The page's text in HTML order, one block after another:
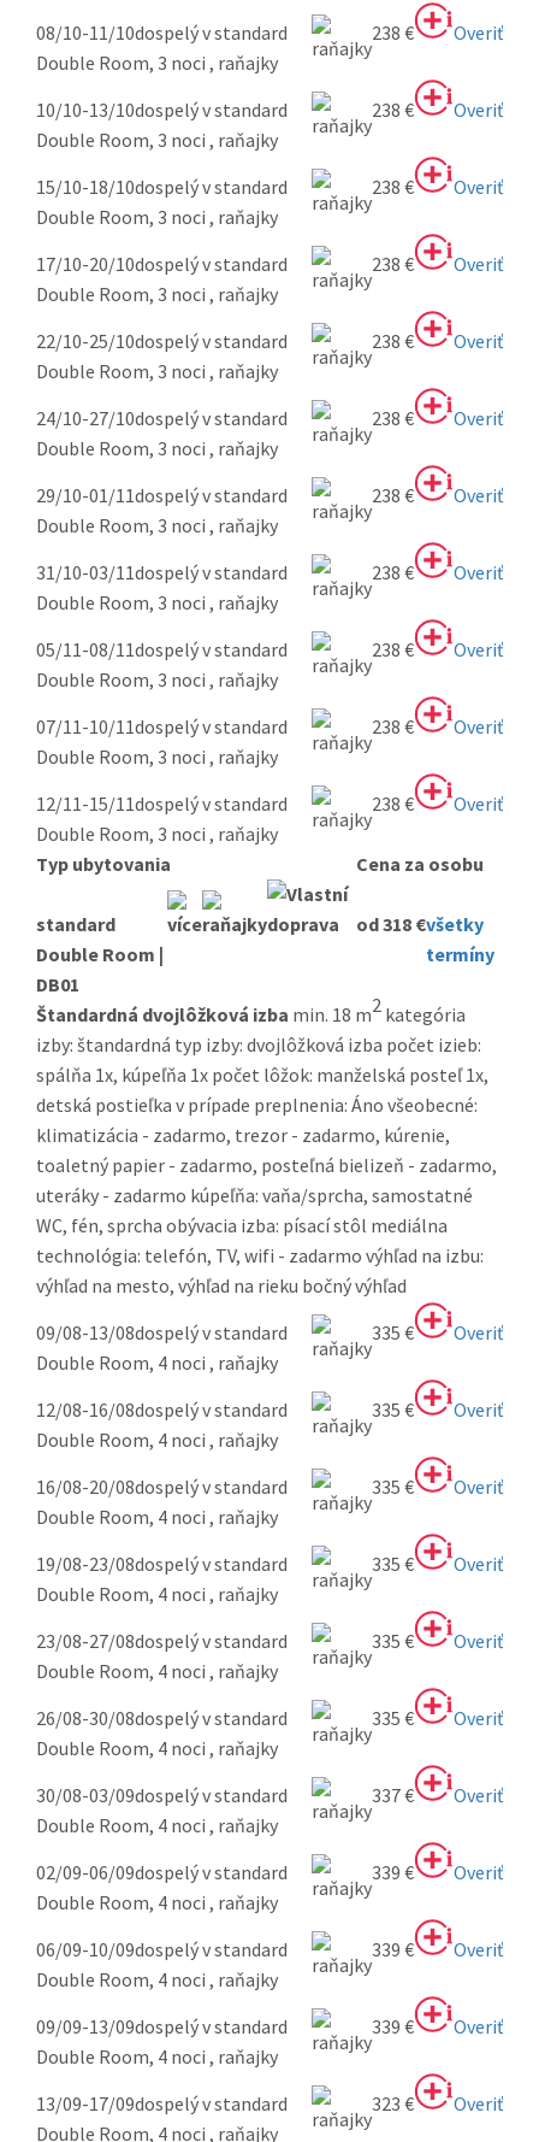
08/10-11/10dospelý v standard
Double Room, 3 noci , raňajky
238 € Overiť
10/10-13/10dospelý v standard
Double Room, 3 noci , raňajky
238 € Overiť
15/10-18/10dospelý v standard
Double Room, 3 noci , raňajky
238 € Overiť
17/10-20/10dospelý v standard
Double Room, 3 noci , raňajky
238 € Overiť
22/10-25/10dospelý v standard
Double Room, 3 noci , raňajky
238 € Overiť
24/10-27/10dospelý v standard
Double Room, 3 noci , raňajky
238 € Overiť
29/10-01/11dospelý v standard
Double Room, 3 noci , raňajky
238 € Overiť
31/10-03/11dospelý v standard
Double Room, 3 noci , raňajky
238 € Overiť
05/11-08/11dospelý v standard
Double Room, 3 noci , raňajky
238 € Overiť
07/11-10/11dospelý v standard
Double Room, 3 noci , raňajky
238 € Overiť
12/11-15/11dospelý v standard
Double Room, 3 noci , raňajky
238 € Overiť
Typ ubytovania Cena za osobu
standard
Double Room |
DB01
od 318 €všetky
termíny
Štandardná dvojlôžková izba min. 18 m2 kategória
izby: štandardná typ izby: dvojlôžková izba počet izieb:
spálňa 1x, kúpeľňa 1x počet lôžok: manželská posteľ 1x,
detská postieľka v prípade preplnenia: Áno všeobecné:
klimatizácia - zadarmo, trezor - zadarmo, kúrenie,
toaletný papier - zadarmo, posteľná bielizeň - zadarmo,
uteráky - zadarmo kúpeľňa: vaňa/sprcha, samostatné
WC, fén, sprcha obývacia izba: písací stôl mediálna
technológia: telefón, TV, wifi - zadarmo výhľad na izbu:
výhľad na mesto, výhľad na rieku bočný výhľad
09/08-13/08dospelý v standard
Double Room, 4 noci , raňajky
335 € Overiť
12/08-16/08dospelý v standard
Double Room, 4 noci , raňajky
335 € Overiť
16/08-20/08dospelý v standard
Double Room, 4 noci , raňajky
335 € Overiť
19/08-23/08dospelý v standard
Double Room, 4 noci , raňajky
335 € Overiť
23/08-27/08dospelý v standard
Double Room, 4 noci , raňajky
335 € Overiť
26/08-30/08dospelý v standard
Double Room, 4 noci , raňajky
335 € Overiť
30/08-03/09dospelý v standard
Double Room, 4 noci , raňajky
337 € Overiť
02/09-06/09dospelý v standard
Double Room, 4 noci , raňajky
339 € Overiť
06/09-10/09dospelý v standard
Double Room, 4 noci , raňajky
339 € Overiť
09/09-13/09dospelý v standard
Double Room, 4 noci , raňajky
339 € Overiť
13/09-17/09dospelý v standard
Double Room, 4 noci , raňajky
323 € Overiť